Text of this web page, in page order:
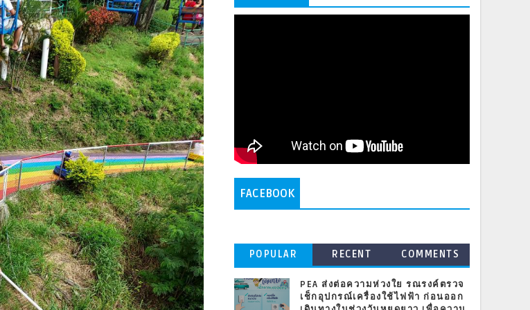
FACEBOOK
POPULAR RECENT COMMENTS
PEA ส่งต่อความห่วงใย รณรงค์ตรวจ
เช็กอุปกรณ์เครื่องใช้ไฟฟ้า ก่อนออก